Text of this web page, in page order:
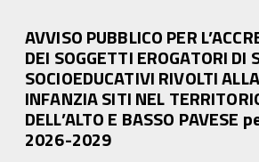
AVVISO PUBBLICO PER
DEI SOGGETTI EROGATORI DI
SOCIOEDUCATIVI RIVOLTI
INFANZIA SITI NEL
DELL’ALTO E BASSO PAVESE
2026-2029